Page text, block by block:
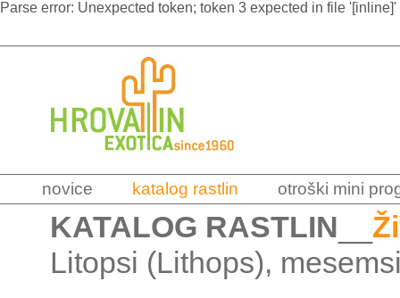
Parse error: Unexpected token; token 3 expected in file
novice katalog rastlin otroški mini
KATALOG RASTLIN
Litopsi (Lithops),